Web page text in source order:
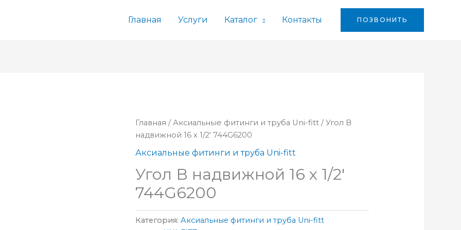
Главная Услуги Каталог Контакты ПОЗВОНИТЬ
Главная /Аксиальные фитинги и труба Uni-fitt / Угол В
надвижной 16 x 1/2′ 744G6200
Аксиальные фитинги и труба Uni-fitt
Угол В надвижной 16 x 1/2′
744G6200
Категория:Аксиальные фитинги и труба Uni-fitt